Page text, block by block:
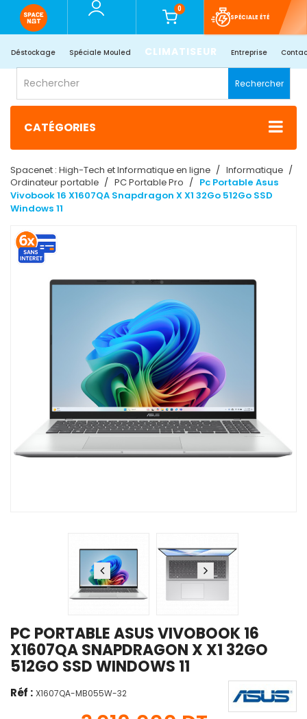
0
SPÉCIALE ÉTÉ
Déstockage Spéciale Mouled CLIMATISEUR Entreprise
Rechercher
CATÉGORIES
Spacenet : High-Tech et Informatique en ligne
Informatique
Ordinateur portable
PC Portable Pro
Pc Portable Asus
Vivobook 16 X1607QA Snapdragon X X1 32Go 512Go SSD
Windows 11
PC PORTABLE ASUS VIVOBOOK 16
X1607QA SNAPDRAGON X X1 32GO
512GO SSD WINDOWS 11
Réf : X1607QA-MB055W-32